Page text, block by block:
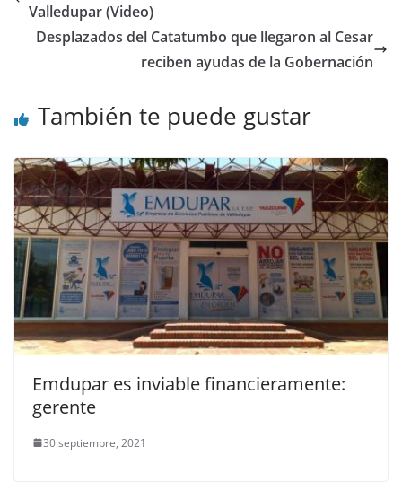
Valledupar (Video)
Desplazados del Catatumbo que llegaron al Cesar
reciben ayudas de la Gobernación
También te puede gustar
Emdupar es inviable financieramente:
gerente
30 septiembre, 2021